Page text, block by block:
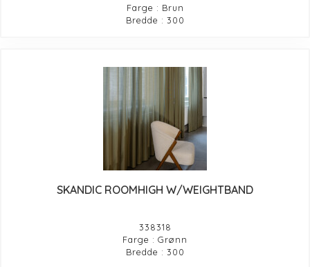
Farge : Brun
Bredde : 300
SKANDIC ROOMHIGH W/WEIGHTBAND
338318
Farge : Grønn
Bredde : 300